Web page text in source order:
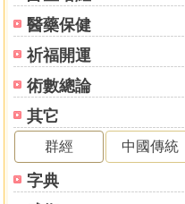
醫藥保健
祈福開運
術數總論
其它
群經 中國傳統
字典